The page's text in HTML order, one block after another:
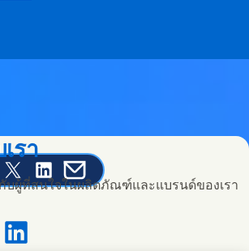
this page on Facebook
Share this page on X
Share this page on Linked In
Share this page on E-mail
รา
บผู้ที่สนใจในผลิตภัณฑ์และแบรนด์ของเรา